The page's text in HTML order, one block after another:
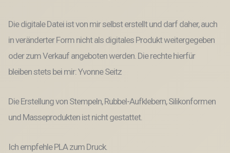
Die digitale Datei ist von mir selbst erstellt und darf daher, auch
in veränderter Form nicht als digitales Produkt weitergegeben
oder zum Verkauf angeboten werden. Die rechte hierfür
bleiben stets bei mir: Yvonne Seitz
Die Erstellung von Stempeln, Rubbel-Aufklebern, Silikonformen
und Masseprodukten ist nicht gestattet.
Ich empfehle PLA zum Druck.